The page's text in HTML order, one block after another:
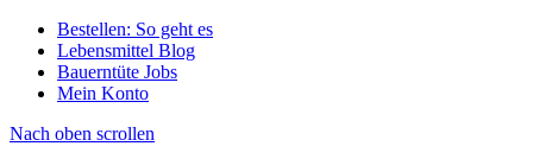
Bestellen: So geht es
Lebensmittel Blog
Bauerntüte Jobs
Mein Konto
Nach oben scrollen